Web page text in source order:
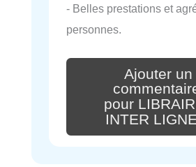
- Belles prestations et
personnes.
Ajouter un
pour
INTER